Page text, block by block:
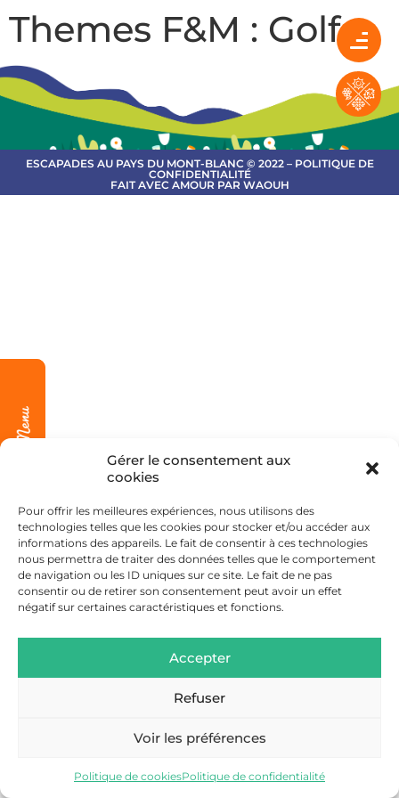
Gérer le consentement aux
cookies
Pour offrir les meilleures expériences, nous utilisons des
technologies telles que les cookies pour stocker et/ou accéder aux
informations des appareils. Le fait de consentir à ces technologies
nous permettra de traiter des données telles que le comportement
de navigation ou les ID uniques sur ce site. Le fait de ne pas
consentir ou de retirer son consentement peut avoir un effet
négatif sur certaines caractéristiques et fonctions.
Accepter
Refuser
Voir les préférences
Politique de cookiesPolitique de confidentialité
Themes F&M : Golf
ESCAPADES AU PAYS DU MONT-BLANC © 2022 – POLITIQUE DE
CONFIDENTIALITÉ
FAIT AVEC AMOUR PAR WAOUH